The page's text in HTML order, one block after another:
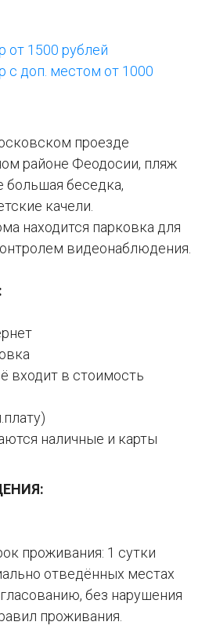
от 1500 рублей
с доп. местом от 1000
проезде
районе Феодосии, пляж
большая беседка,
качели.
находится парковка для
видеонаблюдения.
входит в стоимость
наличные и карты
проживания: 1 сутки
отведённых местах
без нарушения
проживания.